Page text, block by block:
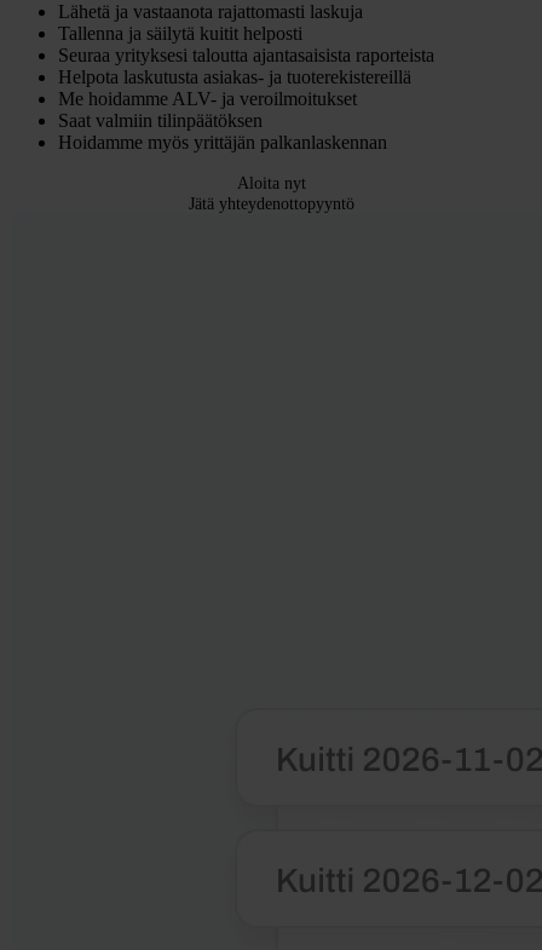
Lähetä ja vastaanota rajattomasti laskuja
Tallenna ja säilytä kuitit helposti
Seuraa yrityksesi taloutta ajantasaisista raporteista
Helpota laskutusta asiakas- ja tuoterekistereillä
Me hoidamme ALV- ja veroilmoitukset
Saat valmiin tilinpäätöksen
Hoidamme myös yrittäjän palkanlaskennan
Aloita nyt
Jätä yhteydenottopyyntö